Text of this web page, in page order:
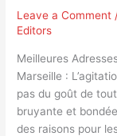
Leave a Comment
Editors
Meilleures
Marseille :
pas du goût de
bruyante et
des raisons pour
des
livre
Marseille
et
ses
régions